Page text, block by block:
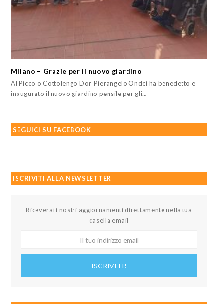
Milano – Grazie per il nuovo giardino
Al Piccolo Cottolengo Don Pierangelo Ondei ha benedetto e
inaugurato il nuovo giardino pensile per gli…
SEGUICI SU FACEBOOK
ISCRIVITI ALLA NEWSLETTER
Riceverai i nostri aggiornamenti direttamente nella tua
casella email
ISCRIVITI!